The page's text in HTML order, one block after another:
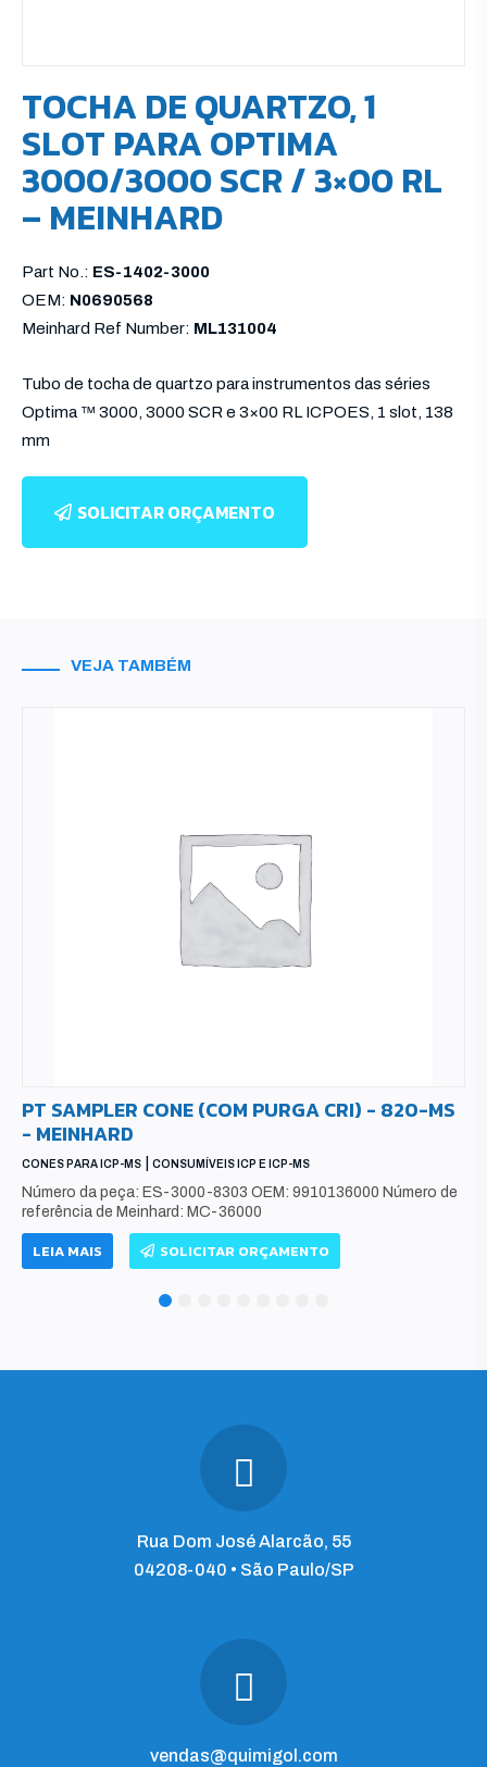
TOCHA DE QUARTZO, 1
SLOT PARA OPTIMA
3000/3000 SCR / 3×00 RL
– MEINHARD
Part No.: ES-1402-3000
OEM: N0690568
Meinhard Ref Number: ML131004
Tubo de tocha de quartzo para instrumentos das séries
Optima ™ 3000, 3000 SCR e 3×00 RL ICPOES, 1 slot, 138
mm
SOLICITAR ORÇAMENTO
VEJA TAMBÉM
PT SAMPLER CONE (COM PURGA CRI) - 820-MS
- MEINHARD
CONES PARA ICP-MS CONSUMÍVEIS ICP E ICP-MS
Número da peça: ES-3000-8303 OEM: 9910136000 Número de
referência de Meinhard: MC-36000
LEIA MAIS SOLICITAR ORÇAMENTO
4
Rua Dom José Alarcão, 55
04208-040 • São Paulo/SP
vendas@quimigol.com